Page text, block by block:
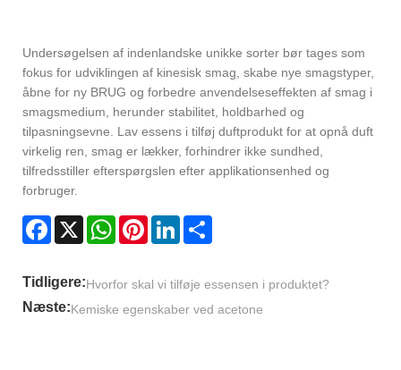
Undersøgelsen af ​​indenlandske unikke sorter bør tages som
fokus for udviklingen af ​​kinesisk smag, skabe nye smagstyper,
åbne for ny BRUG og forbedre anvendelseseffekten af ​​smag i
smagsmedium, herunder stabilitet, holdbarhed og
tilpasningsevne. Lav essens i tilføj duftprodukt for at opnå duft
virkelig ren, smag er lækker, forhindrer ikke sundhed,
tilfredsstiller efterspørgslen efter applikationsenhed og
forbruger.
Facebook
X WhatsAppPinterestLinkedIn
Tidligere:Hvorfor skal vi tilføje essensen i produktet?
Næste:Kemiske egenskaber ved acetone